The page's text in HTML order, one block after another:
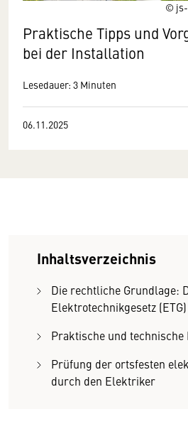
© js-
Praktische Tipps und
bei der Installation
Lesedauer: 3 Minuten
06.11.2025
Inhaltsverzeichnis
Die rechtliche Grundlage:
Elektrotechnikgesetz (ETG)
Praktische und technische
Prüfung der ortsfesten
durch den Elektriker